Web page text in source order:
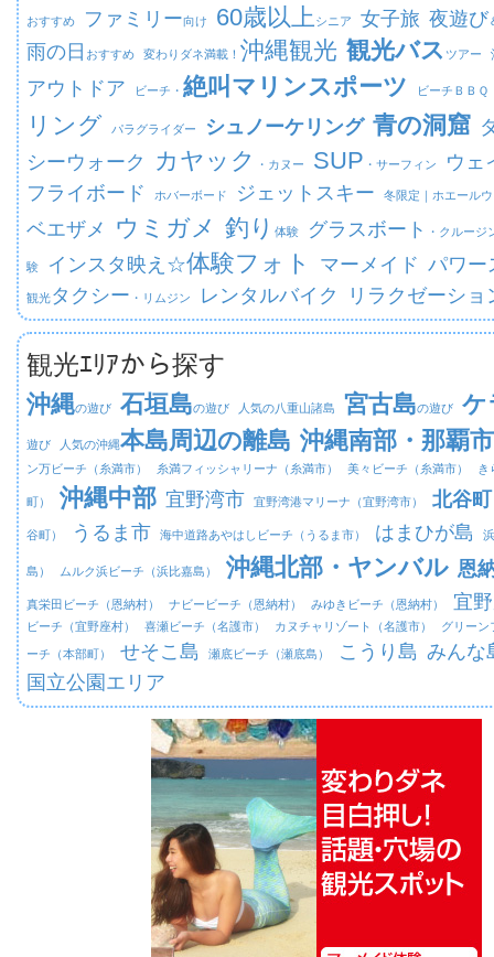
おすすめ ファミリー向け 60歳以上シニア 女子旅 夜遊び
雨の日 おすすめ 変わりダネ満載！ 沖縄観光 観光バス ツアー
アウトドア ビーチ・ 絶叫マリンスポーツ ビーチ ＢＢＱ
リング パラグライダー シュノーケリング 青の洞窟
シーウォーク
カヤック ・カヌー SUP ・サーフィン
ウェ
フライボード
ホバーボード ジェットスキー 冬限定｜ ホエール
ベエザメ ウミガメ 釣り 体験 グラスボート ・クルージ
験 インスタ映え☆体験フォト マーメイド パワー
観光タクシー ・リムジン レンタルバイク リラクゼーショ
観光ｴﾘｱから探す
沖縄の遊び 石垣島の遊び 人気の八重山諸島 宮古島の遊び ケ
遊び 人気の沖縄本島周辺の離島 沖縄南部・那覇市
ン万ビーチ（糸満市） 糸満フィッシャリーナ（糸満市） 美々ビーチ（糸満市） き
町） 沖縄中部 宜野湾市 宜野湾港マリーナ（宜野湾市） 北谷町
谷町） うるま市 海中道路あやはしビーチ（うるま市） はまひが島
島） ムルク浜ビーチ（浜比嘉島） 沖縄北部・ヤンバル 恩
真栄田ビーチ（恩納村） ナビービーチ（恩納村） みゆきビーチ（恩納村） 宜
ビーチ（宜野座村） 喜瀬ビーチ（名護市） カヌチャリゾート（名護市） グリーン
ーチ（本部町） せそこ島 瀬底ビーチ（瀬底島） こうり島 みんな
国立公園エリア